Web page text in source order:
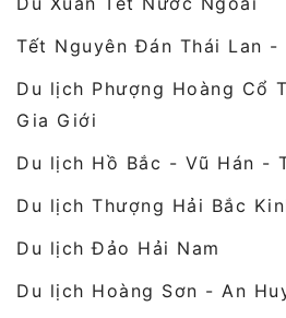
Tết Nguyên Đán Thái Lan -
Du lịch Phượng Hoàng Cổ
Gia Giới
Du lịch Hồ Bắc - Vũ Hán -
Du lịch Thượng Hải Bắc
Du lịch Đảo Hải Nam
Du lịch Hoàng Sơn - An